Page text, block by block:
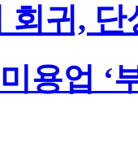
회귀, 단
용업 ‘